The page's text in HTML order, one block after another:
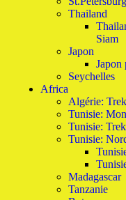
Thailand
Siam
Japon
Japon
Seychelles
Africa
Algérie:
Tunisie:
Tunisie:
Tunisie:
Madagascar
Tanzanie